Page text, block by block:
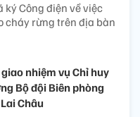
ký Công điện về việc
cháy rừng trên địa bàn
nhiệm vụ Chỉ huy
Bộ đội Biên phòng
Châu